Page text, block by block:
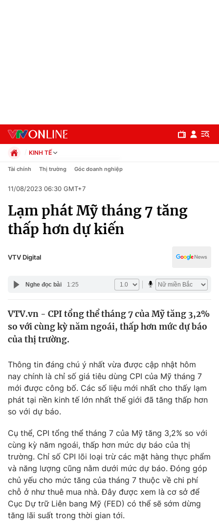
Chuyên mục
Chính trị
Pháp luật
Thế giới
Thế giới đó đây
Câu chuyện quốc tế
Kinh tế
Tài chính
Thị trường
Dữ liệu và đời sống
Phim VTV
Hậu trường
Nhân vật
Khán giả
Giải sao mai
Giải trí
Điện ảnh
Âm nhạc
Sao
Đời sống
Du lịch
Làm đẹp
Giáo dục
KINH TẾ
Chính trị
Pháp luật
Kinh tế
Thể thao
Truyền hình
Y tế
Công nghệ
Tài chính Thị trường Góc doanh nghiệp
11/08/2023 06:30 GMT+7
Lạm phát Mỹ tháng 7 tăng
thấp hơn dự kiến
VTV Digital
Nghe đọc bài 1:25
VTV.vn - CPI tổng thể tháng 7 của Mỹ tăng 3,2%
so với cùng kỳ năm ngoái, thấp hơn mức dự báo
của thị trường.
Thông tin đáng chú ý nhất vừa được cập nhật hôm
nay chính là chỉ số giá tiêu dùng CPI của Mỹ tháng 7
mới được công bố. Các số liệu mới nhất cho thấy lạm
phát tại nền kinh tế lớn nhất thế giới đã tăng thấp hơn
so với dự báo.
Cụ thể, CPI tổng thể tháng 7 của Mỹ tăng 3,2% so với
cùng kỳ năm ngoái, thấp hơn mức dự báo của thị
trường. Chỉ số CPI lõi loại trừ các mặt hàng thực phẩm
và năng lượng cũng nằm dưới mức dự báo. Đóng góp
chủ yếu cho mức tăng của tháng 7 thuộc về chi phí
chỗ ở như thuê mua nhà. Đây được xem là cơ sở để
Cục Dự trữ Liên bang Mỹ (FED) có thể sẽ sớm dừng
tăng lãi suất trong thời gian tới.